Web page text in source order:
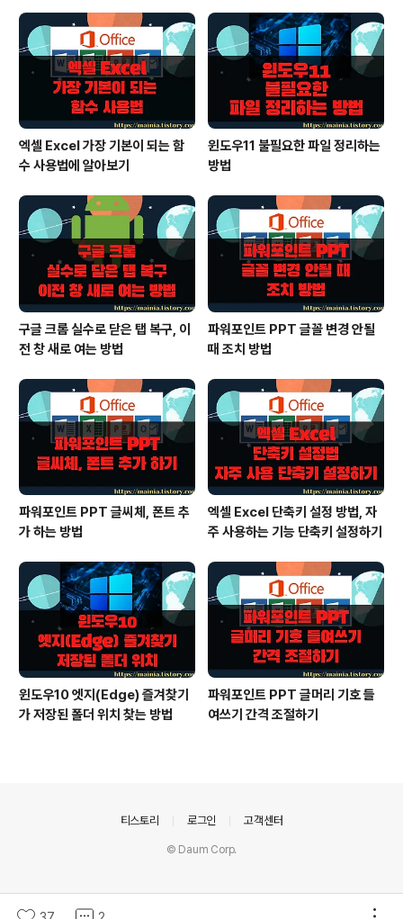
임시 저장과 자동 저장 설정은 환경 설정에서 해야 합니다.
도구 탭 > 환경 설정 리본 메뉴를 클릭합니다. ▼ 환경 설
정 대화상자가 뜨면 파일 탭으로 이동합니다. 화면 아래로
내려가서 "복구용 임시..
엑셀 Excel 가장 기본이 되는 함
수 사용법에 알아보기
윈도우11 불필요한 파일 정리하는
방법
구글 크롬 실수로 닫은 탭 복구, 이
전 창 새로 여는 방법
파워포인트 PPT 글꼴 변경 안될
때 조치 방법
파워포인트 PPT 글씨체, 폰트 추
가 하는 방법
엑셀 Excel 단축키 설정 방법, 자
주 사용하는 기능 단축키 설정하기
윈도우10 엣지(Edge) 즐겨찾기
가 저장된 폴더 위치 찾는 방법
파워포인트 PPT 글머리 기호 들
여쓰기 간격 조절하기
티스토리 로그인 고객센터
© Daum Corp.